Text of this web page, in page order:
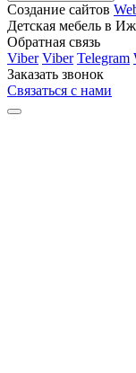
Создание сайтов
Детская мебель в
Обратная связь
Viber Viber Telegram
Заказать звонок
Связаться с нами